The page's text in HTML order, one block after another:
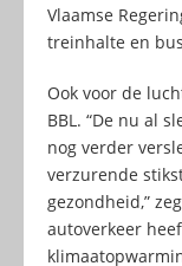
Vlaamse
treinhalte en
Ook voor de
BBL. “De nu al
nog verder
verzurende
gezondheid,”
autoverkeer